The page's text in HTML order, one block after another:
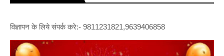
विज्ञापन के लिये संपर्क करे:- 9811231821,9639406858